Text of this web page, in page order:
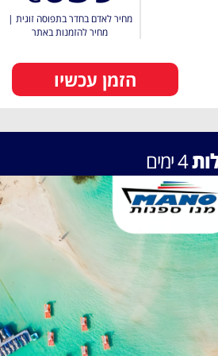
מחיר לאדם בחדר בתפוסה זוגית |
מחיר להזמנות באתר
הזמן עכשיו
4ימים